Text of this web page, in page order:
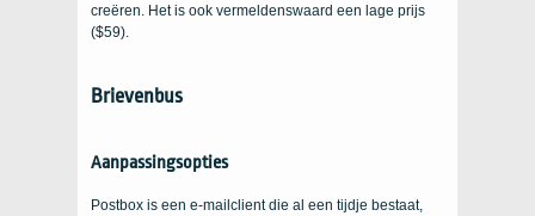
creëren. Het is ook vermeldenswaard een lage prijs
($59).
Brievenbus
Aanpassingsopties
Postbox is een e-mailclient die al een tijdje bestaat,